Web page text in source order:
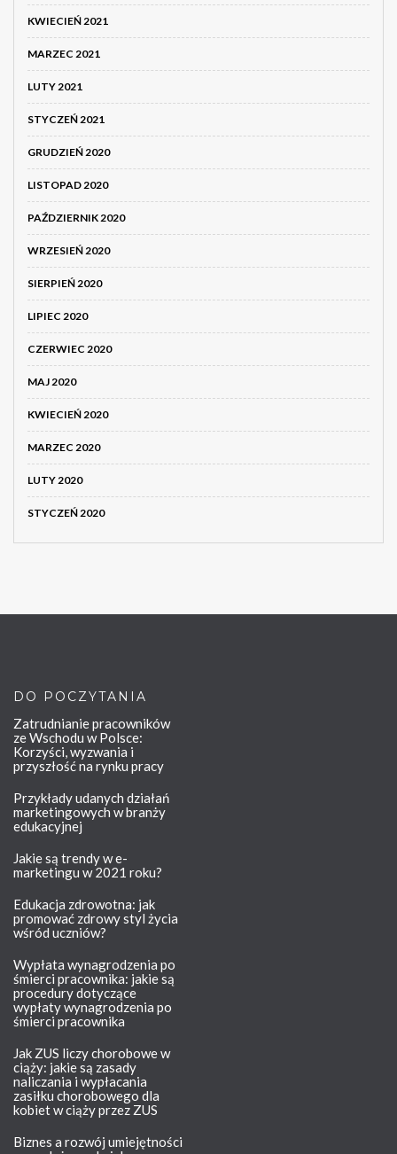
KWIECIEŃ 2021
MARZEC 2021
LUTY 2021
STYCZEŃ 2021
GRUDZIEŃ 2020
LISTOPAD 2020
PAŹDZIERNIK 2020
WRZESIEŃ 2020
SIERPIEŃ 2020
LIPIEC 2020
CZERWIEC 2020
MAJ 2020
KWIECIEŃ 2020
MARZEC 2020
LUTY 2020
STYCZEŃ 2020
DO POCZYTANIA
Zatrudnianie pracowników
ze Wschodu w Polsce:
Korzyści, wyzwania i
przyszłość na rynku pracy
Przykłady udanych działań
marketingowych w branży
edukacyjnej
Jakie są trendy w e-
marketingu w 2021 roku?
Edukacja zdrowotna: jak
promować zdrowy styl życia
wśród uczniów?
Wypłata wynagrodzenia po
śmierci pracownika: jakie są
procedury dotyczące
wypłaty wynagrodzenia po
śmierci pracownika
Jak ZUS liczy chorobowe w
ciąży: jakie są zasady
naliczania i wypłacania
zasiłku chorobowego dla
kobiet w ciąży przez ZUS
Biznes a rozwój umiejętności